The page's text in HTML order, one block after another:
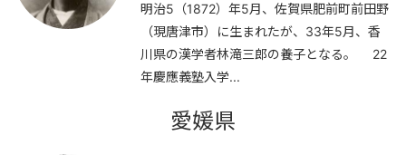
明治5（1872）年5月、佐賀県肥前町前田野
（現唐津市）に生まれたが、33年5月、香
川県の漢学者林滝三郎の養子となる。 22
年慶應義塾入学...
愛媛県